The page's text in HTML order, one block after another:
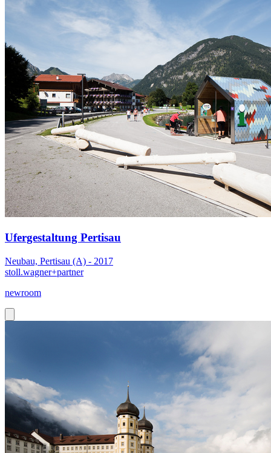
Ufergestaltung Pertisau
Neubau, Pertisau (A) - 2017
stoll.wagner+partner
newroom